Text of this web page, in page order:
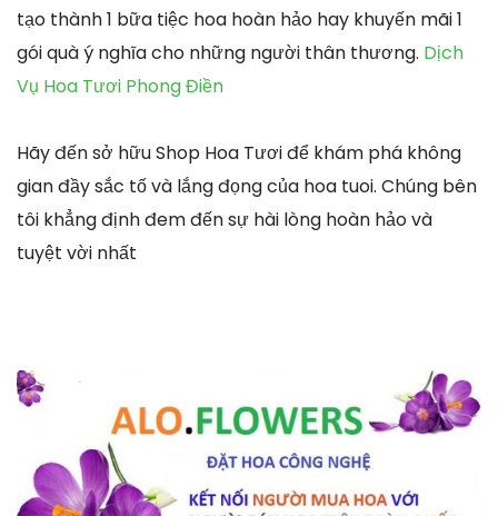
tạo thành 1 bữa tiệc hoa hoàn hảo hay khuyến mãi 1
gói quà ý nghĩa cho những người thân thương. Dịch
Vụ Hoa Tươi Phong Điền
Hãy đến sở hữu Shop Hoa Tươi để khám phá không
gian đầy sắc tố và lắng đọng của hoa tuoi. Chúng bên
tôi khẳng định đem đến sự hài lòng hoàn hảo và
tuyệt vời nhất